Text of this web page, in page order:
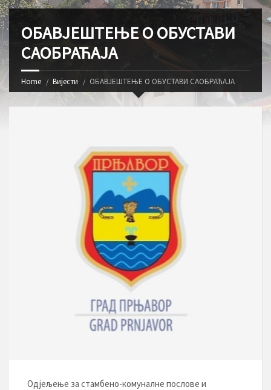
ОБАВЈЕШТЕЊЕ О ОБУСТАВИ
САОБРАЋАЈА
Home Вијести ОБАВЈЕШТЕЊЕ О ОБУСТАВИ САОБРАЋАЈА
Одјељење за стамбено-комуналне послове и